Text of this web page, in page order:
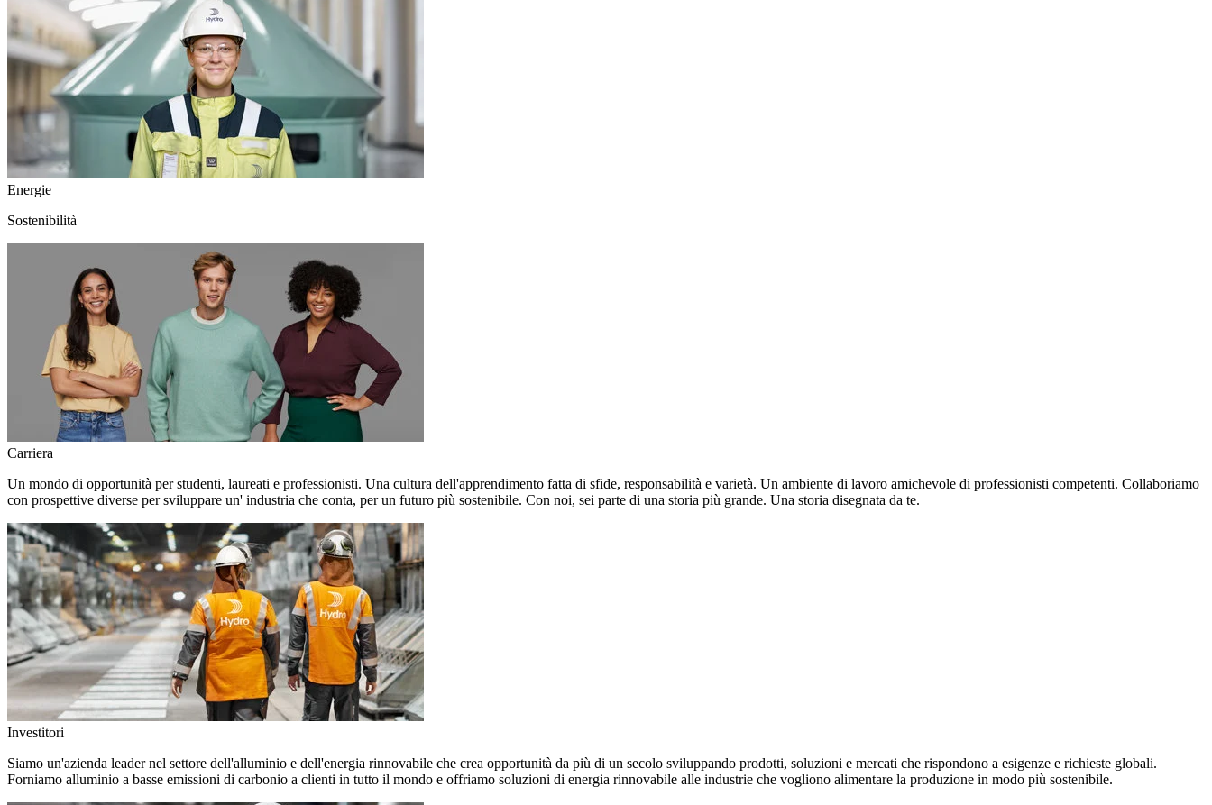
Energie
Sostenibilità
Carriera
Un mondo di opportunità per studenti, laureati e professionisti. Una cultura dell'apprendimento fatta di sfide, responsabilità e varietà. Un ambiente di lavoro amichevole di professionisti competenti. Collaboriamo
con prospettive diverse per sviluppare un' industria che conta, per un futuro più sostenibile. Con noi, sei parte di una storia più grande. Una storia disegnata da te.
Investitori
Siamo un'azienda leader nel settore dell'alluminio e dell'energia rinnovabile che crea opportunità da più di un secolo sviluppando prodotti, soluzioni e mercati che rispondono a esigenze e richieste globali.
Forniamo alluminio a basse emissioni di carbonio a clienti in tutto il mondo e offriamo soluzioni di energia rinnovabile alle industrie che vogliono alimentare la produzione in modo più sostenibile.